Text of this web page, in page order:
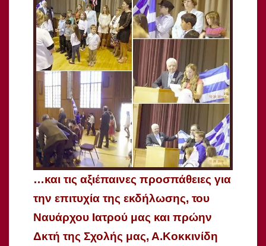
…και τις αξιέπαινες προσπάθειες για
την επιτυχία της εκδήλωσης, του
Ναυάρχου Ιατρού μας και πρώην
Δκτή της Σχολής μας, Α.Κοκκινίδη